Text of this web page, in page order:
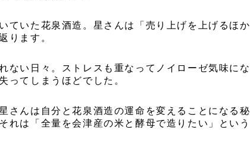
ていた花泉酒造。星さんは「売り上げを上げるほか
ります。
ない日々。ストレスも重なってノイローゼ気味にな
ってしまうほどでした。
さんは自分と花泉酒造の運命を変えることになる秘
れは「全量を会津産の米と酵母で造りたい」という